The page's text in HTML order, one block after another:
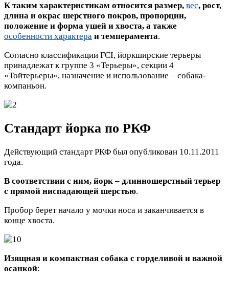
К таким характеристикам относится размер, вес, рост,
длина и окрас шерстного покров, пропорции,
положение и форма ушей и хвоста, а также
особенности характера и темперамента.
Согласно классификации FCI, йоркширские терьеры
принадлежат к группе 3 «Терьеры», секции 4
«Тойтерьеры», назначение и использование – собака-
компаньон.
Стандарт йорка по РКФ
Действующий стандарт РКФ был опубликован 10.11.2011
года.
В соответствии с ним, йорк – длинношерстный терьер
с прямой ниспадающей шерстью.
Пробор берет начало у мочки носа и заканчивается в
конце хвоста.
Изящная и компактная собака с горделивой и важной
осанкой: